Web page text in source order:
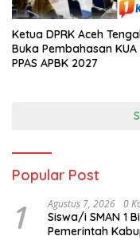
Ketua DPRK Aceh
Buka Pembahasan
PPAS APBK 2027
Popular Post
1 Agustus 7, 2026 0
Siswa/i SMAN 1
Pemerintah